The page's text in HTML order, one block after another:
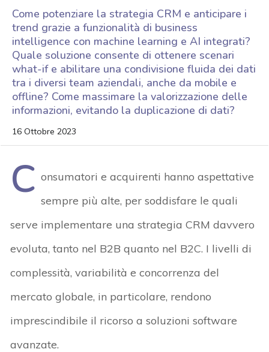
Come potenziare la strategia CRM e anticipare i
trend grazie a funzionalità di business
intelligence con machine learning e AI integrati?
Quale soluzione consente di ottenere scenari
what-if e abilitare una condivisione fluida dei dati
tra i diversi team aziendali, anche da mobile e
offline? Come massimare la valorizzazione delle
informazioni, evitando la duplicazione di dati?
16 Ottobre 2023
C onsumatori e acquirenti hanno aspettative
sempre più alte, per soddisfare le quali
serve implementare una strategia CRM davvero
evoluta, tanto nel B2B quanto nel B2C. I livelli di
complessità, variabilità e concorrenza del
mercato globale, in particolare, rendono
imprescindibile il ricorso a soluzioni software
avanzate.